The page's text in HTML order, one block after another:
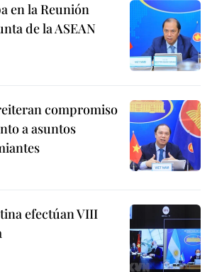
en la Reunión
de la ASEAN
compromiso
a asuntos
efectúan VIII